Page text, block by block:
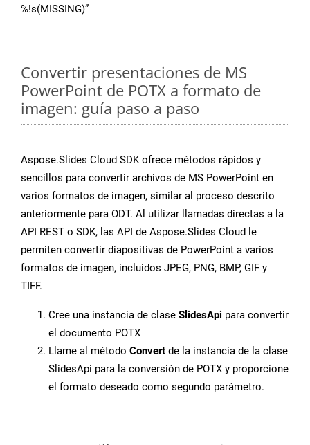
%!s(MISSING)”
Convertir presentaciones de MS
PowerPoint de POTX a formato de
imagen: guía paso a paso
Aspose.Slides Cloud SDK ofrece métodos rápidos y
sencillos para convertir archivos de MS PowerPoint en
varios formatos de imagen, similar al proceso descrito
anteriormente para ODT. Al utilizar llamadas directas a la
API REST o SDK, las API de Aspose.Slides Cloud le
permiten convertir diapositivas de PowerPoint a varios
formatos de imagen, incluidos JPEG, PNG, BMP, GIF y
TIFF.
Cree una instancia de clase SlidesApi para convertir
el documento POTX
Llame al método Convert de la instancia de la clase
SlidesApi para la conversión de POTX y proporcione
el formato deseado como segundo parámetro.